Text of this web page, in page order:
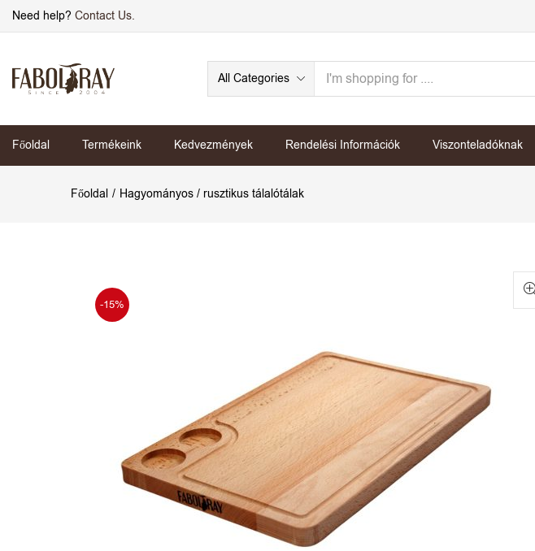
Need help? Contact Us.
All Categories
Főoldal Termékeink Kedvezmények Rendelési Információk Viszonteladóknak
Főoldal Hagyományos / rusztikus tálalótálak
-15%